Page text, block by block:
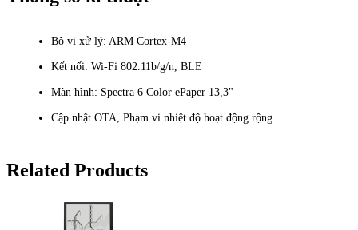
Bộ vi xử lý: ARM Cortex-M4
Kết nối: Wi-Fi 802.11b/g/n, BLE
Màn hình: Spectra 6 Color ePaper 13,3"
Cập nhật OTA, Phạm vi nhiệt độ hoạt động rộng
Related Products